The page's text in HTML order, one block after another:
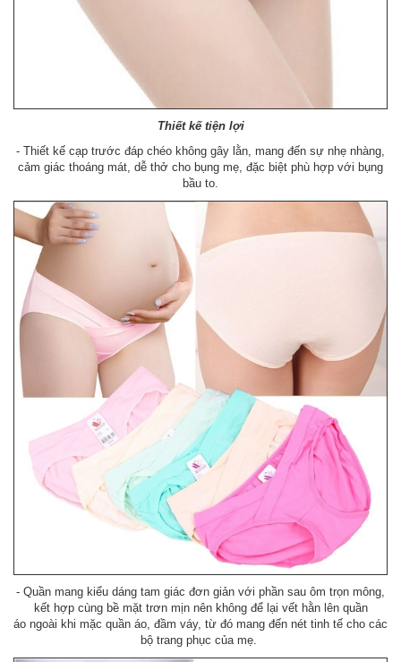
Thiết kế tiện lợi
- Thiết kế cạp trước đáp chéo không gây lằn, mang đến sự nhẹ nhàng,
cảm giác thoáng mát, dễ thở cho bụng mẹ, đặc biệt phù hợp với bụng
bầu to.
- Quần mang kiểu dáng tam giác đơn giản với phần sau ôm trọn mông,
kết hợp cùng bề mặt trơn mịn nên không để lại vết hằn lên quần
áo ngoài khi mặc quần áo, đầm váy, từ đó mang đến nét tinh tế cho các
bộ trang phục của mẹ.